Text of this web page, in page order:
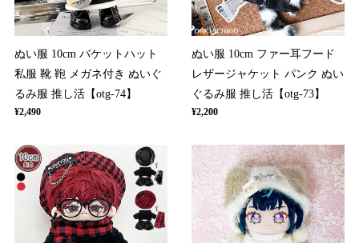
ぬい服 10cm バケットハット
私服 靴 鞄 メガネ付き ぬいぐ
るみ服 推し活【otg-74】
¥2,490
ぬい服 10cm ファー耳フード
レザージャケット パンク ぬい
ぐるみ服 推し活【otg-73】
¥2,200